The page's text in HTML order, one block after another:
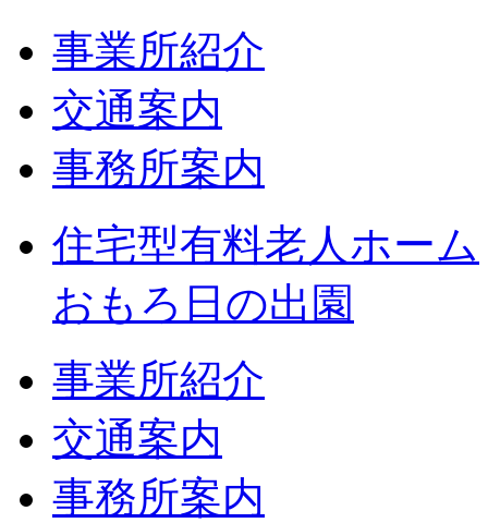
事業所紹介
交通案内
事務所案内
住宅型有料老人ホーム
おもろ日の出園
事業所紹介
交通案内
事務所案内